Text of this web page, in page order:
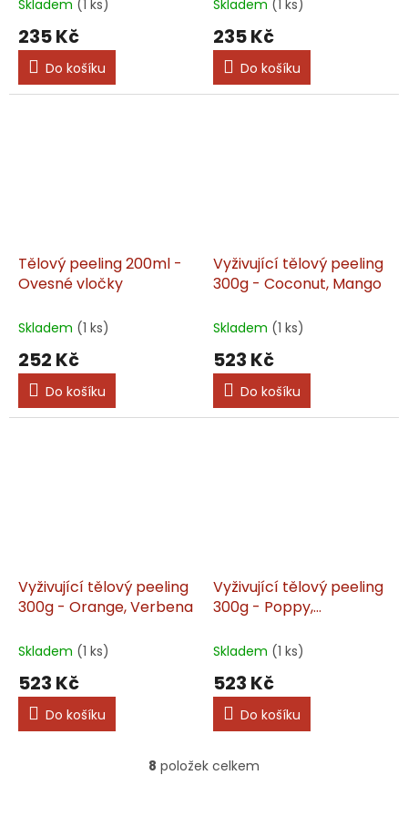
Skladem (1 ks)
235 Kč
Do košíku
Skladem (1 ks)
235 Kč
Do košíku
Tělový peeling 200ml -
Ovesné vločky
Skladem (1 ks)
252 Kč
Do košíku
Vyživující tělový peeling
300g - Coconut, Mango
Skladem (1 ks)
523 Kč
Do košíku
Vyživující tělový peeling
300g - Orange, Verbena
Skladem (1 ks)
523 Kč
Do košíku
Vyživující tělový peeling
300g - Poppy,
Skladem (1 ks)
523 Kč
Do košíku
O
8 položek celkem